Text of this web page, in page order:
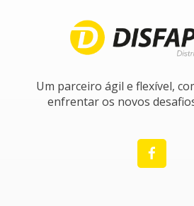
Um parceiro ágil e flexível,
enfrentar os novos